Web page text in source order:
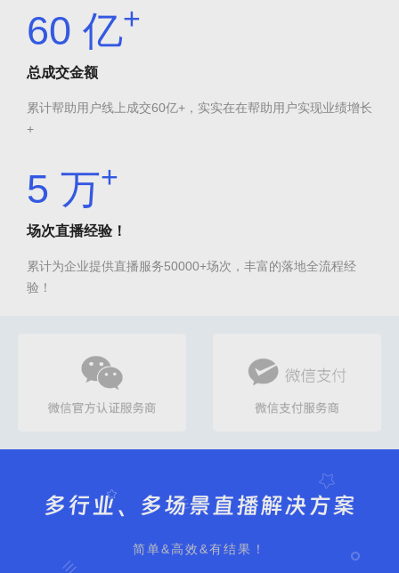
60 亿+
总成交金额
累计帮助用户线上成交60亿+，实实在在帮助用户实现业绩增长
+
5 万+
场次直播经验！
累计为企业提供直播服务50000+场次，丰富的落地全流程经
验！
多行业、多场景直播解决方案
简单&高效&有结果！